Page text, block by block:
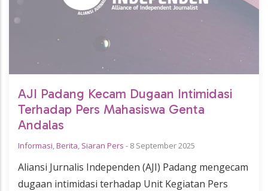
AJI Padang Kecam Dugaan Intimidasi
Terhadap Pers Mahasiswa Genta
Andalas
Informasi,Berita, Siaran Pers - 8 September 2025
Aliansi Jurnalis Independen (AJI) Padang mengecam
dugaan intimidasi terhadap Unit Kegiatan Pers